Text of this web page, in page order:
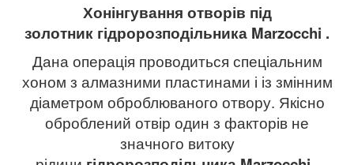
Хонінгування отворів під
золотник гідророзподільника Marzocchi .
Дана операція проводиться спеціальним
хоном з алмазними пластинами і із змінним
діаметром оброблюваного отвору. Якісно
оброблений отвір один з факторів не
значного витоку